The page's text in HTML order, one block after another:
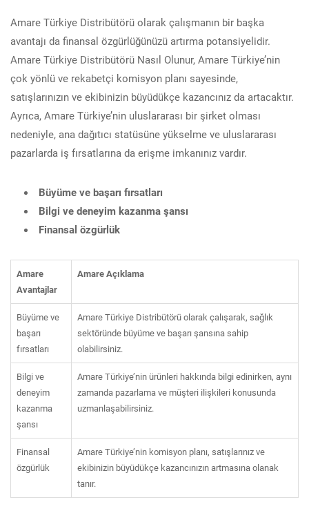
Amare Türkiye Distribütörü olarak çalışmanın bir başka
avantajı da finansal özgürlüğünüzü artırma potansiyelidir.
Amare Türkiye Distribütörü Nasıl Olunur, Amare Türkiye’nin
çok yönlü ve rekabetçi komisyon planı sayesinde,
satışlarınızın ve ekibinizin büyüdükçe kazancınız da artacaktır.
Ayrıca, Amare Türkiye’nin uluslararası bir şirket olması
nedeniyle, ana dağıtıcı statüsüne yükselme ve uluslararası
pazarlarda iş fırsatlarına da erişme imkanınız vardır.
Büyüme ve başarı fırsatları
Bilgi ve deneyim kazanma şansı
Finansal özgürlük
Amare
Avantajlar
Amare Açıklama
Büyüme ve
başarı
fırsatları
Amare Türkiye Distribütörü olarak çalışarak, sağlık
sektöründe büyüme ve başarı şansına sahip
olabilirsiniz.
Bilgi ve
deneyim
kazanma
şansı
Amare Türkiye’nin ürünleri hakkında bilgi edinirken, aynı
zamanda pazarlama ve müşteri ilişkileri konusunda
uzmanlaşabilirsiniz.
Finansal
özgürlük
Amare Türkiye’nin komisyon planı, satışlarınız ve
ekibinizin büyüdükçe kazancınızın artmasına olanak
tanır.